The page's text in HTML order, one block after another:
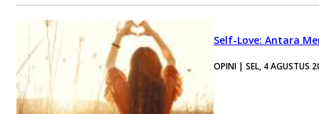
Self-Love: Antara
OPINI | SEL, 4 AGUSTUS